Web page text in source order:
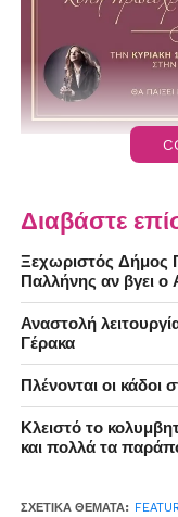
Διαβάστε
Ξεχωριστός Δήμος
Παλλήνης αν βγει
Αναστολή
Γέρακα
Πλένονται οι
Κλειστό το
και πολλά τα
ΣΧΕΤΙΚΆ ΘΈΜΑΤΑ: